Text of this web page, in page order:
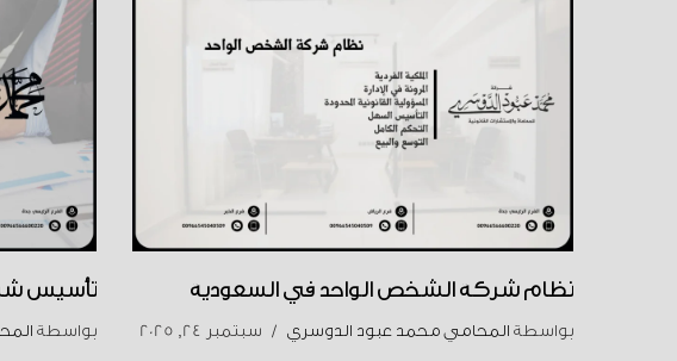
نظام شركة الشخص الواحد في السعودية
بواسطة المحامي محمد عبود الدوسري سبتمبر 24, 2025
تأسيس
بواسطة